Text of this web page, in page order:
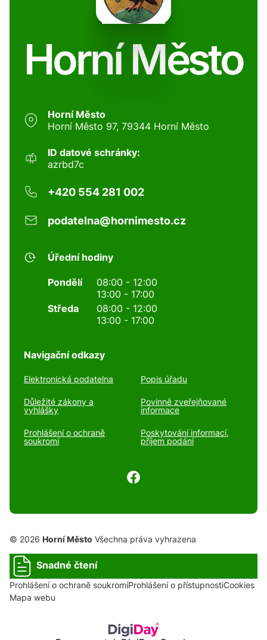
Horní Město
Horní Město
Horní Město 97, 79344 Horní Město
ID datové schránky:
azrbd7c
+420 554 281 002
podatelna@hornimesto.cz
Úřední hodiny
Pondělí
08:00 - 12:00
13:00 - 17:00
Středa
08:00 - 12:00
13:00 - 17:00
Navigační odkazy
Elektronická podatelna Popis úřadu
Důležité zákony a
vyhlášky
Povinně zveřejňované
informace
Prohlášení o ochraně
soukromí
Poskytování informací,
příjem podání
© 2026 Horní Město Všechna práva vyhrazena
Snadné čtení
Prohlášení o ochraně soukromíProhlášení o přístupnostiCookies
Mapa webu